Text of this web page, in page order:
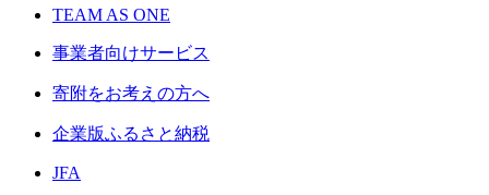
TEAM AS ONE
事業者向けサービス
寄附をお考えの方へ
企業版ふるさと納税
JFA